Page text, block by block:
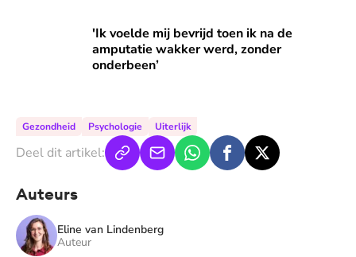
'Ik voelde mij bevrijd toen ik na de
amputatie wakker werd, zonder
onderbeen’
'Ik voelde mij bevrijd toen ik na de amputatie wakker werd,
Gezondheid Psychologie Uiterlijk
Deel dit artikel:
Auteurs
Eline van Lindenberg
Auteur